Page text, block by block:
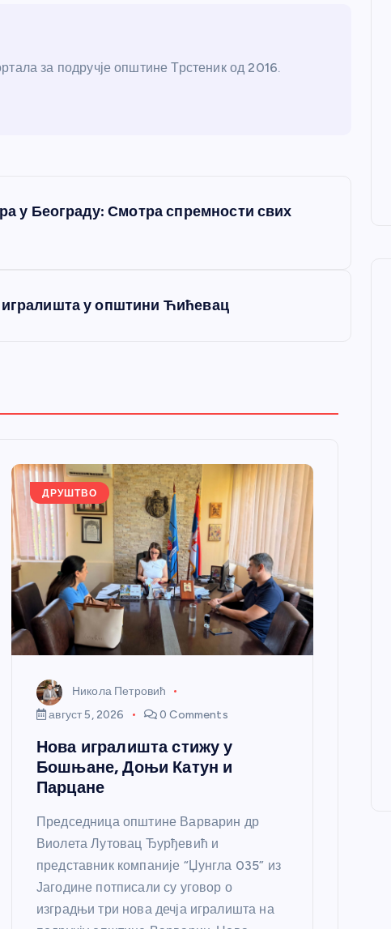
за подручје општине Трстеник од 2016.
у Београду: Смотра спремности свих
у општини Ћићевац
ДРУШТВО
Никола Петровић
август 5, 2026
0 Comments
Нова игралишта стижу у
Бошњане, Доњи Катун и
Парцане
Председница општине Варварин др
Виолета Лутовац Ђурђевић и
представник компаније “Џунгла 035” из
Јагодине потписали су уговор о
изградњи три нова дечја игралишта на